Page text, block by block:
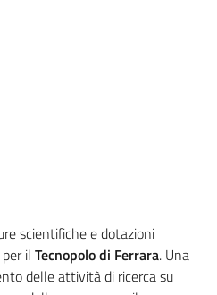
scientifiche e dotazioni
il Tecnopolo di Ferrara. Una
delle attività di ricerca su